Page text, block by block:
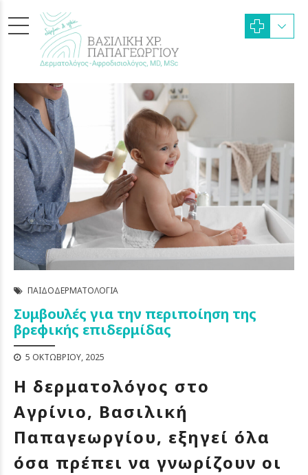
ΠΑΙΔΟΔΕΡΜΑΤΟΛΟΓΊΑ
Συμβουλές για την περιποίηση της
βρεφικής επιδερμίδας
5 ΟΚΤΩΒΡΊΟΥ, 2025
Η δερματολόγος στο
Αγρίνιο, Βασιλική
Παπαγεωργίου, εξηγεί όλα
όσα πρέπει να γνωρίζουν οι